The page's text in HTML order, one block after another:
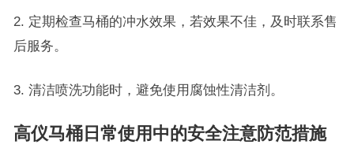
2. 定期检查马桶的冲水效果，若效果不佳，及时联系售
后服务。
3. 清洁喷洗功能时，避免使用腐蚀性清洁剂。
高仪马桶日常使用中的安全注意防范措施